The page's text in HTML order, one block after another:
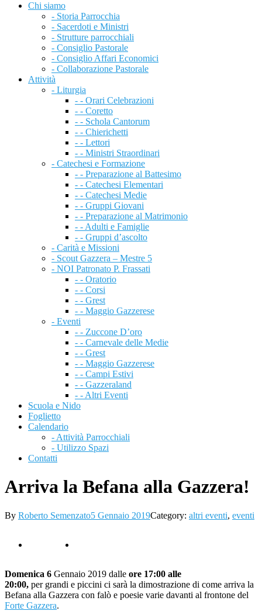
Chi siamo
- Storia Parrocchia
- Sacerdoti e Ministri
- Strutture parrocchiali
- Consiglio Pastorale
- Consiglio Affari Economici
- Collaborazione Pastorale
Attività
- Liturgia
- - Orari Celebrazioni
- - Coretto
- - Schola Cantorum
- - Chierichetti
- - Lettori
- - Ministri Straordinari
- Catechesi e Formazione
- - Preparazione al Battesimo
- - Catechesi Elementari
- - Catechesi Medie
- - Gruppi Giovani
- - Preparazione al Matrimonio
- - Adulti e Famiglie
- - Gruppi d’ascolto
- Carità e Missioni
- Scout Gazzera – Mestre 5
- NOI Patronato P. Frassati
- - Oratorio
- - Corsi
- - Grest
- - Maggio Gazzerese
- Eventi
- - Zuccone D’oro
- - Carnevale delle Medie
- - Grest
- - Maggio Gazzerese
- - Campi Estivi
- - Gazzeraland
- - Altri Eventi
Scuola e Nido
Foglietto
Calendario
- Attività Parrocchiali
- Utilizzo Spazi
Contatti
Arriva la Befana alla Gazzera!
By Roberto Semenzato5 Gennaio 2019Category: altri eventi, eventi
Domenica 6 Gennaio 2019 dalle ore 17:00 alle
20:00, per grandi e piccini ci sarà la dimostrazione di come arriva la
Befana alla Gazzera con falò e poesie varie davanti al frontone del
Forte Gazzera.